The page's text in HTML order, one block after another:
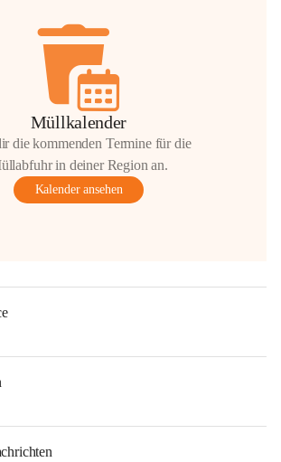
Müllkalender
die kommenden Termine für die
in deiner Region an.
Kalender ansehen